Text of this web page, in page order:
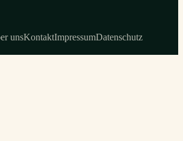
unsKontaktImpressumDatenschutz